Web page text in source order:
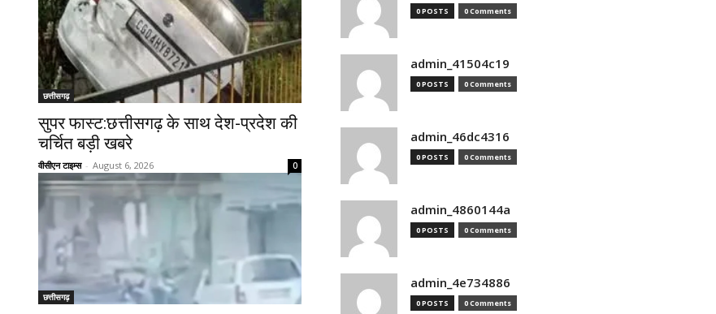
छत्तीसगढ़
सुपर फास्ट:छत्तीसगढ़ के साथ देश-प्रदेश की
चर्चित बड़ी खबरे
वीसीएन टाइम्स - August 6, 2026 0
छत्तीसगढ़
0 POSTS 0 Comments
admin_41504c19
0 POSTS 0 Comments
admin_46dc4316
0 POSTS 0 Comments
admin_4860144a
0 POSTS 0 Comments
admin_4e734886
0 POSTS 0 Comments